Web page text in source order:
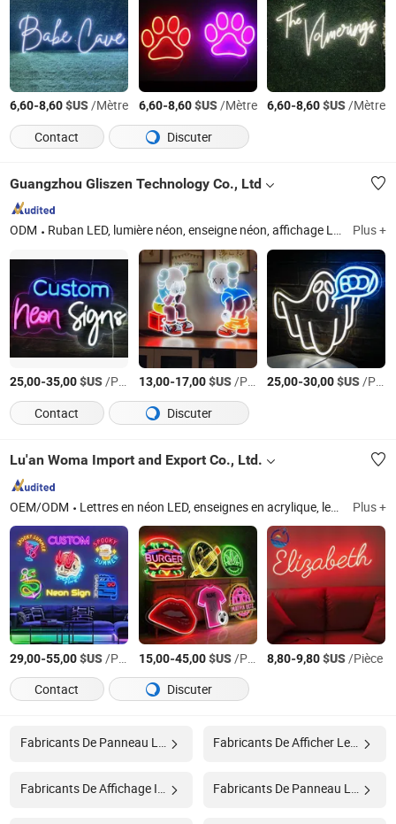
6,60-8,60$US/Mètre 6,60-8,60$US/Mètre 6,60-8,60$US/Mètre
Contact
Discuter
Guangzhou Gliszen Technology Co., Ltd
ODM Ruban LED, lumière néon, enseigne néon, affichage LED, lumière de rayon LED, solution d'éclairage LED, lumière de panneau LED, alimentation, contrôleur LED, connecteur Plus +
25,00-35,00$US/Pièce 13,00-17,00$US/Pièce 25,00-30,00$US/Pièce
Contact
Discuter
Lu'an Woma Import and Export Co., Ltd.
OEM/ODM Lettres en néon LED, enseignes en acrylique, lettres en métal, panneaux de signalisation, signalisation extérieure Plus +
29,00-55,00$US/Pièce 15,00-45,00$US/Pièce 8,80-9,80$US/Pièce
Contact
Discuter
Fabricants De Afficher Le Panneau